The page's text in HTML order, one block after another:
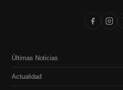
Últimas Noticias
Actualidad